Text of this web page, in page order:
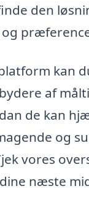
den
kan
af
de kan
og
vores
næste